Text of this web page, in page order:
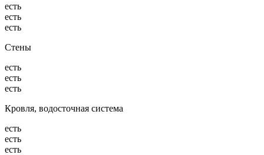
есть
есть
есть
Стены
есть
есть
есть
Кровля, водосточная система
есть
есть
есть